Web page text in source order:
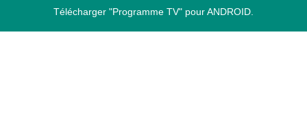
Télécharger "Programme TV" pour ANDROID.